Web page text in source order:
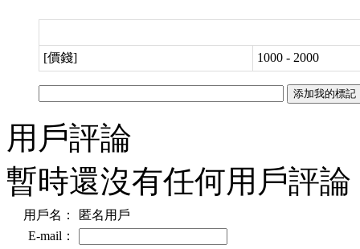
[價錢] 1000 - 2000
用戶評論
暫時還沒有任何用戶評論
用戶名：
匿名用戶
E-mail：